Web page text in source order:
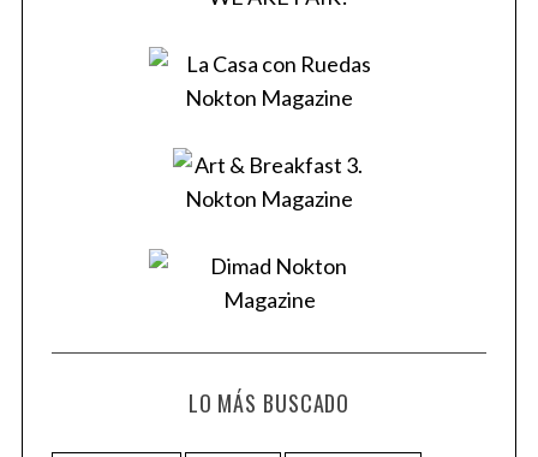
LO MÁS BUSCADO